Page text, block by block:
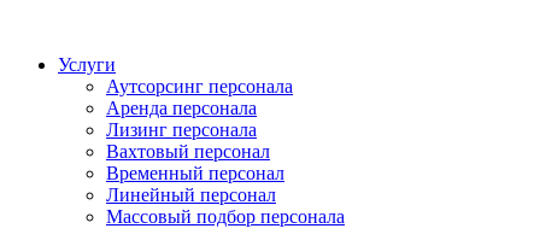
Услуги
Аутсорсинг персонала
Аренда персонала
Лизинг персонала
Вахтовый персонал
Временный персонал
Линейный персонал
Массовый подбор персонала